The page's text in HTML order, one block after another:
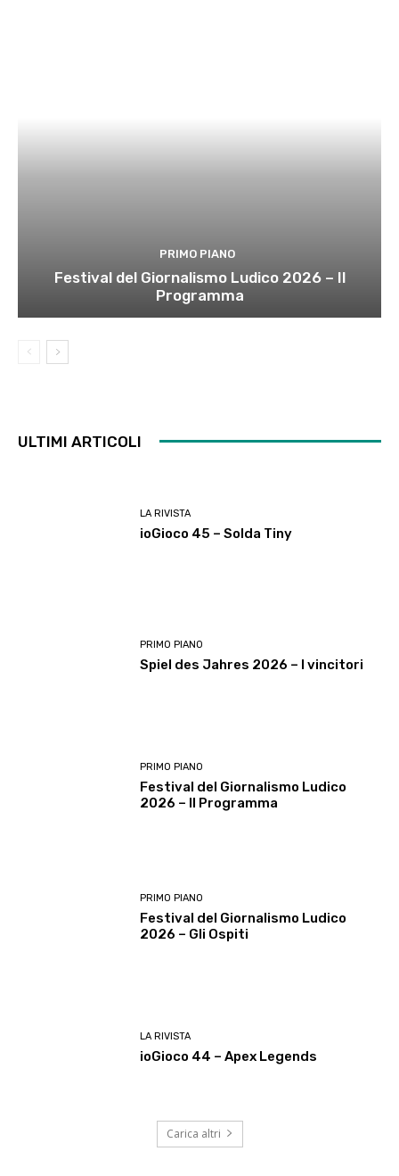
PRIMO PIANO
Festival del Giornalismo Ludico 2026 – Il
Programma
ULTIMI ARTICOLI
LA RIVISTA
ioGioco 45 – Solda Tiny
PRIMO PIANO
Spiel des Jahres 2026 – I vincitori
PRIMO PIANO
Festival del Giornalismo Ludico
2026 – Il Programma
PRIMO PIANO
Festival del Giornalismo Ludico
2026 – Gli Ospiti
LA RIVISTA
ioGioco 44 – Apex Legends
Carica altri